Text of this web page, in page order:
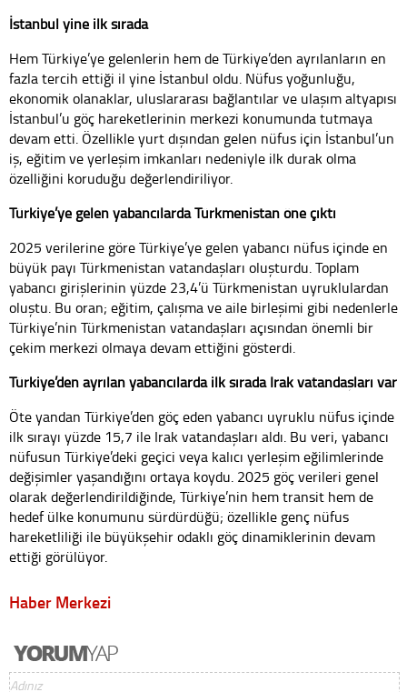
İstanbul yine ilk sırada
Hem Türkiye’ye gelenlerin hem de Türkiye’den ayrılanların en
fazla tercih ettiği il yine İstanbul oldu. Nüfus yoğunluğu,
ekonomik olanaklar, uluslararası bağlantılar ve ulaşım altyapısı
İstanbul’u göç hareketlerinin merkezi konumunda tutmaya
devam etti. Özellikle yurt dışından gelen nüfus için İstanbul’un
iş, eğitim ve yerleşim imkanları nedeniyle ilk durak olma
özelliğini koruduğu değerlendiriliyor.
Türkiye’ye gelen yabancılarda Türkmenistan öne çıktı
2025 verilerine göre Türkiye’ye gelen yabancı nüfus içinde en
büyük payı Türkmenistan vatandaşları oluşturdu. Toplam
yabancı girişlerinin yüzde 23,4’ü Türkmenistan uyruklulardan
oluştu. Bu oran; eğitim, çalışma ve aile birleşimi gibi nedenlerle
Türkiye’nin Türkmenistan vatandaşları açısından önemli bir
çekim merkezi olmaya devam ettiğini gösterdi.
Türkiye’den ayrılan yabancılarda ilk sırada Irak vatandaşları var
Öte yandan Türkiye’den göç eden yabancı uyruklu nüfus içinde
ilk sırayı yüzde 15,7 ile Irak vatandaşları aldı. Bu veri, yabancı
nüfusun Türkiye’deki geçici veya kalıcı yerleşim eğilimlerinde
değişimler yaşandığını ortaya koydu. 2025 göç verileri genel
olarak değerlendirildiğinde, Türkiye’nin hem transit hem de
hedef ülke konumunu sürdürdüğü; özellikle genç nüfus
hareketliliği ile büyükşehir odaklı göç dinamiklerinin devam
ettiği görülüyor.
Haber Merkezi